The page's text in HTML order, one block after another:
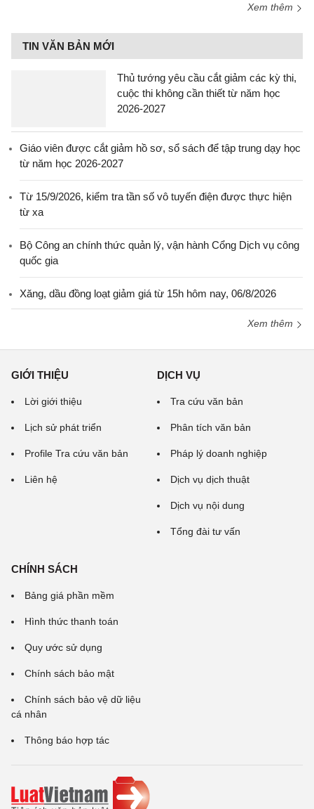
Xem thêm
TIN VĂN BẢN MỚI
Thủ tướng yêu cầu cắt giảm các kỳ thi,
cuộc thi không cần thiết từ năm học
2026-2027
Giáo viên được cắt giảm hồ sơ, sổ sách để tập trung dạy học
từ năm học 2026-2027
Từ 15/9/2026, kiểm tra tần số vô tuyến điện được thực hiện
từ xa
Bộ Công an chính thức quản lý, vận hành Cổng Dịch vụ công
quốc gia
Xăng, dầu đồng loạt giảm giá từ 15h hôm nay, 06/8/2026
Xem thêm
GIỚI THIỆU
Lời giới thiệu
Lịch sử phát triển
Profile Tra cứu văn bản
Liên hệ
DỊCH VỤ
Tra cứu văn bản
Phân tích văn bản
Pháp lý doanh nghiệp
Dịch vụ dịch thuật
Dịch vụ nội dung
Tổng đài tư vấn
CHÍNH SÁCH
Bảng giá phần mềm
Hình thức thanh toán
Quy ước sử dụng
Chính sách bảo mật
Chính sách bảo vệ dữ liệu
cá nhân
Thông báo hợp tác